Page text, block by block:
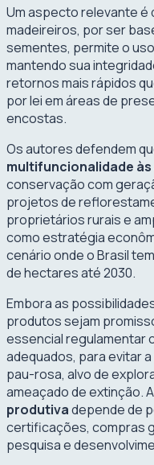
Um aspecto relevante é
madeireiros, por ser
sementes, permite o
mantendo sua
retornos mais rápidos
por lei em áreas de
encostas.
Os autores defendem
multifuncionalidade
conservação com
projetos de
proprietários rurais e
como estratégia
cenário onde o Brasil
de hectares até 2030.
Embora as
produtos sejam
essencial regulamentar
adequados, para evitar
pau-rosa, alvo de
ameaçado de extinção. A
produtivadepende de
certificações, compras
pesquisa e